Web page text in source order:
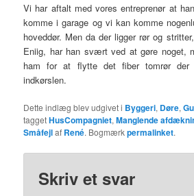
Vi har aftalt med vores entreprenør at
komme i garage og vi kan komme
hoveddør. Men da der ligger rør og
Eniig, har han svært ved at gøre noget,
ham for at flytte det fiber tomrør
indkørslen.
Dette indlæg blev udgivet i Byggeri, Døre,
taggetHusCompagniet,Manglende
Småfejlaf René. Bogmærkpermalinket.
Skriv et svar